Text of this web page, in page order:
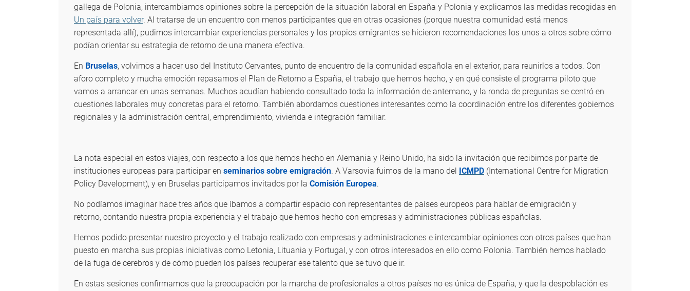
gallega de Polonia, intercambiamos opiniones sobre la percepción de la situación laboral en España y Polonia y explicamos las medidas recogidas en
Un país para volver. Al tratarse de un encuentro con menos participantes que en otras ocasiones (porque nuestra comunidad está menos
representada allí), pudimos intercambiar experiencias personales y los propios emigrantes se hicieron recomendaciones los unos a otros sobre cómo
podían orientar su estrategia de retorno de una manera efectiva.
En Bruselas, volvimos a hacer uso del Instituto Cervantes, punto de encuentro de la comunidad española en el exterior, para reunirlos a todos. Con
aforo completo y mucha emoción repasamos el Plan de Retorno a España, el trabajo que hemos hecho, y en qué consiste el programa piloto que
vamos a arrancar en unas semanas. Muchos acudían habiendo consultado toda la información de antemano, y la ronda de preguntas se centró en
cuestiones laborales muy concretas para el retorno. También abordamos cuestiones interesantes como la coordinación entre los diferentes gobiernos
regionales y la administración central, emprendimiento, vivienda e integración familiar.
La nota especial en estos viajes, con respecto a los que hemos hecho en Alemania y Reino Unido, ha sido la invitación que recibimos por parte de
instituciones europeas para participar en seminarios sobre emigración. A Varsovia fuimos de la mano del ICMPD (International Centre for Migration
Policy Development), y en Bruselas participamos invitados por la Comisión Europea.
No podíamos imaginar hace tres años que íbamos a compartir espacio con representantes de países europeos para hablar de emigración y
retorno, contando nuestra propia experiencia y el trabajo que hemos hecho con empresas y administraciones públicas españolas.
Hemos podido presentar nuestro proyecto y el trabajo realizado con empresas y administraciones e intercambiar opiniones con otros países que han
puesto en marcha sus propias iniciativas como Letonia, Lituania y Portugal, y con otros interesados en ello como Polonia. También hemos hablado
de la fuga de cerebros y de cómo pueden los países recuperar ese talento que se tuvo que ir.
En estas sesiones confirmamos que la preocupación por la marcha de profesionales a otros países no es única de España, y que la despoblación es